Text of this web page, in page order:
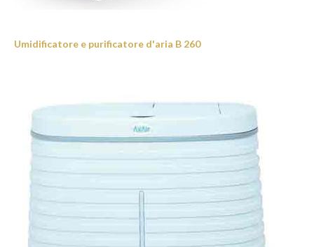
Umidificatore e purificatore d'aria B 260